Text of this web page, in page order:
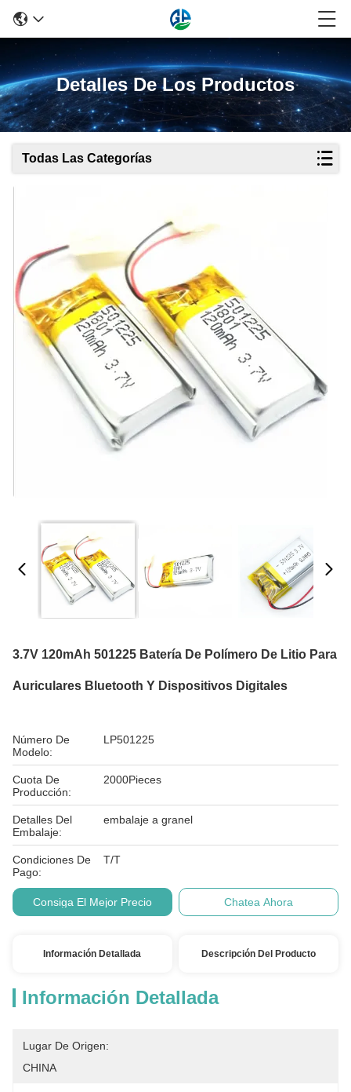
Detalles De Los Productos
Todas Las Categorías
3.7V 120mAh 501225 Batería De Polímero De Litio Para
Auriculares Bluetooth Y Dispositivos Digitales
Número De
Modelo:
LP501225
Cuota De
Producción:
2000Pieces
Detalles Del
Embalaje:
embalaje a granel
Condiciones De
Pago:
T/T
Consiga El Mejor Precio Chatea Ahora
Información Detallada Descripción Del Producto
Información Detallada
Lugar De Origen:
CHINA